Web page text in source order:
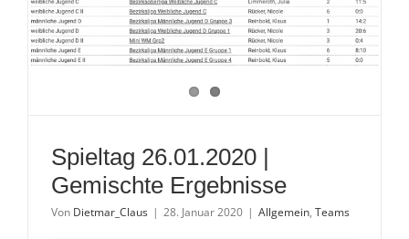
Spieltag 26.01.2020 |
Gemischte Ergebnisse
Von Dietmar_Claus | 28. Januar 2020 | Allgemein, Teams